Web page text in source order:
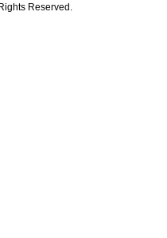
Reserved.